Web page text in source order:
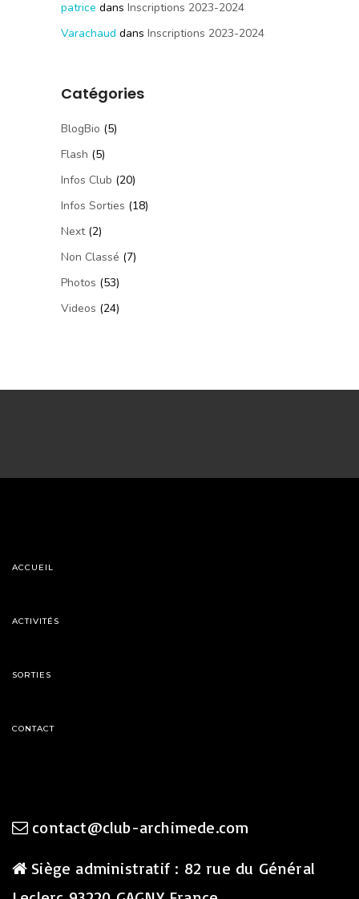
patrice dans Inscriptions 2023-2024
Varachaud dans Inscriptions 2023-2024
Catégories
BlogBio (5)
Flash (5)
Infos Club (20)
Infos Sorties (18)
Next(2)
Non Classé (7)
Photos (53)
Videos (24)
ACCUEIL
ACTIVITÉS
SORTIES
CONTACT
contact@club-archimede.com
Siège administratif : 82 rue du Général